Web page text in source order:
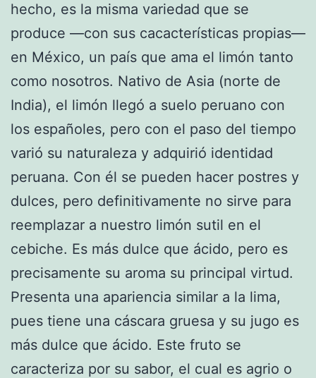
hecho, es la misma variedad que se
produce —con sus cacacterísticas propias—
en México, un país que ama el limón tanto
como nosotros. Nativo de Asia (norte de
India), el limón llegó a suelo peruano con
los españoles, pero con el paso del tiempo
varió su naturaleza y adquirió identidad
peruana. Con él se pueden hacer postres y
dulces, pero definitivamente no sirve para
reemplazar a nuestro limón sutil en el
cebiche. Es más dulce que ácido, pero es
precisamente su aroma su principal virtud.
Presenta una apariencia similar a la lima,
pues tiene una cáscara gruesa y su jugo es
más dulce que ácido. Este fruto se
caracteriza por su sabor, el cual es agrio o